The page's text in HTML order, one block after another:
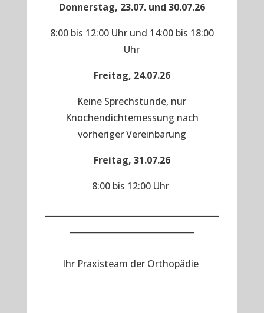
Donnerstag, 23.07. und 30.07.26
8:00 bis 12:00 Uhr und 14:00 bis 18:00
Uhr
Freitag, 24.07.26
Keine Sprechstunde, nur
Knochendichtemessung nach
vorheriger Vereinbarung
Freitag, 31.07.26
8:00 bis 12:00 Uhr
Ihr Praxisteam der Orthopädie